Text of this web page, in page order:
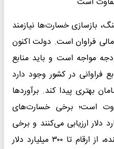
بازسازی خسارت‌ها نیازمند
مالی فراوان است. دولت اکنون
مواجه است و باید منابع
فراوانی در کشور وجود دارد
بهتری پیدا کند. برآوردها
است؛ برخی خسارت‌های
حدود ۲۵ تا ۳۰ میلیارد دلار ارزیابی می‌کنند و برخی
نیز با احتساب عدم‌النفع‌های آینده، از ارقام تا ۳۰۰ میلیارد دلار